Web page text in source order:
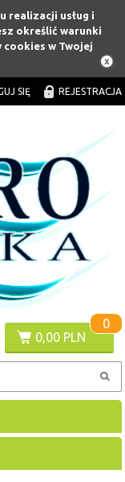
realizacji usług i
określić warunki
cookies w Twojej
SIĘ REJESTRACJA
0,00 PLN
0